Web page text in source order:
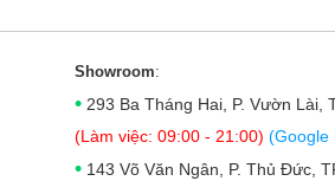
Showroom:
• 293 Ba Tháng Hai, P. Vườn Lài,
(Làm việc: 09:00 - 21:00) (Google
• 143 Võ Văn Ngân, P. Thủ Đức,